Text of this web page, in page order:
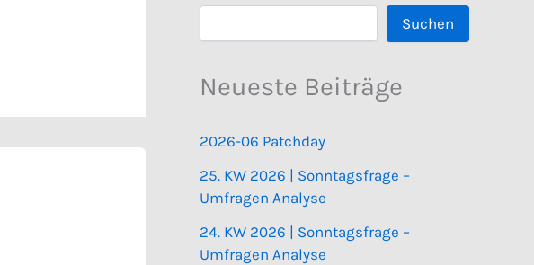
Suchen
Neueste Beiträge
2026-06 Patchday
25. KW 2026 | Sonntagsfrage –
Umfragen Analyse
24. KW 2026 | Sonntagsfrage –
Umfragen Analyse